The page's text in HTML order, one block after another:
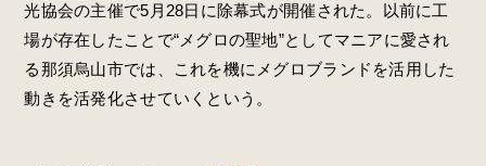
光協会の主催で5月28日に除幕式が開催された。以前に工
場が存在したことで“メグロの聖地”としてマニアに愛され
る那須烏山市では、これを機にメグロブランドを活用した
動きを活発化させていくという。